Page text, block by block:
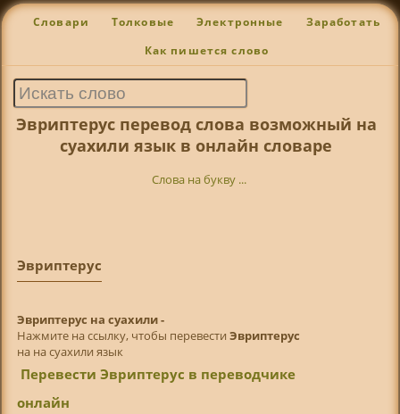
Словари Толковые Электронные Заработать
Как пишется слово
Эвриптерус перевод слова возможный на
суахили язык в онлайн словаре
Слова на букву ...
Эвриптерус
Эвриптерус на суахили -
Нажмите на ссылку, чтобы перевести Эвриптерус
на на суахили язык
Перевести Эвриптерус в переводчике
онлайн